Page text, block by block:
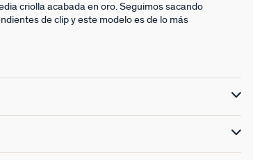
criolla acabada en oro. Seguimos sacando
de clip y este modelo es de lo más